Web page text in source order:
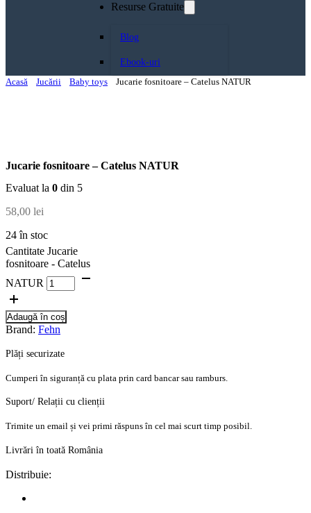
Resurse Gratuite
Blog
Ebook-uri
Acasă
Jucării Baby toys Jucarie fosnitoare – Catelus NATUR
Jucarie fosnitoare – Catelus NATUR
Evaluat la 0 din 5
58,00 lei
24 în stoc
Cantitate Jucarie
fosnitoare - Catelus
NATUR
Adaugă în coș
Brand: Fehn
Plăți securizate
Cumperi în siguranță cu plata prin card bancar sau ramburs.
Suport/ Relații cu clienții
Trimite un email și vei primi răspuns în cel mai scurt timp posibil.
Livrări în toată România
Distribuie: